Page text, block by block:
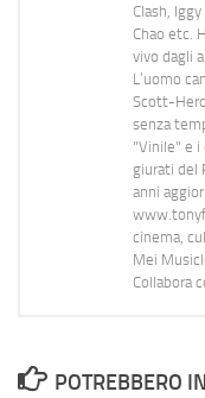
Clash,
Chao etc.
vivo dagli
L’uomo
Scott-
senza
"Vinile" e i
giurati del
anni
cinema,
Mei
Collabora
POTREBBERO